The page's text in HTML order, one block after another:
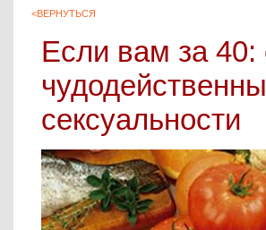
<ВЕРНУТЬСЯ
Если вам за 40:
сексуальности